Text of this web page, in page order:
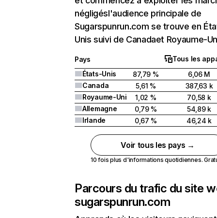
négligésl'audience principale de
Sugarspunrun.com se trouve en
Unis suivi de Canadaet Royaume-
Pays
Tous les
États-Unis
87,79 %
6,06 M
Canada
5,61 %
387,63 k
Royaume-Uni
1,02 %
70,58 k
Allemagne
0,79 %
54,89 k
Irlande
0,67 % 46,24 k
Voir tous les pays →
10 fois plus d'informations quotidiennes.
Parcours du trafic du site
sugarspunrun.com